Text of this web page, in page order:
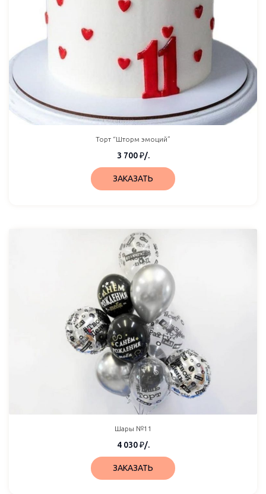
Торт “Шторм эмоций”
3 700₽/.
ЗАКАЗАТЬ
Шары №11
4 030₽/.
ЗАКАЗАТЬ